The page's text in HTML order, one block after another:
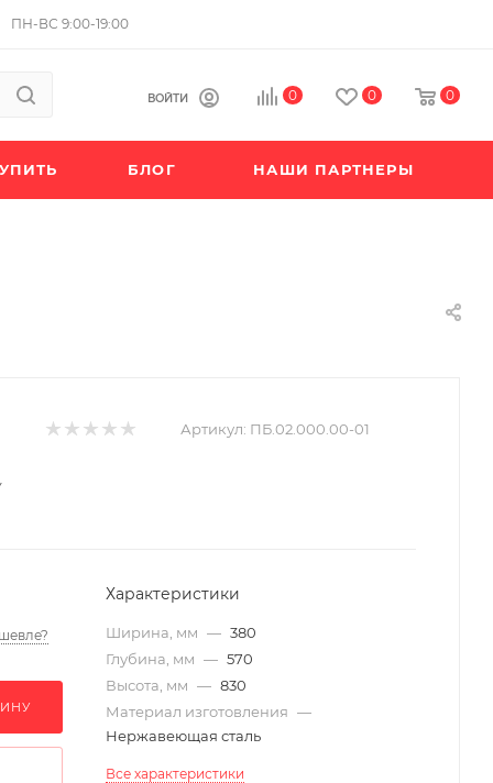
ПН-ВС 9:00-19:00
ВОЙТИ 0 0 0
БЛОГ НАШИ ПАРТНЕРЫ
Артикул: ПБ.02.000.00-01
Характеристики
Ширина, мм — 380
Глубина, мм — 570
Высота, мм — 830
Материал изготовления —
Нержавеющая сталь
Все характеристики